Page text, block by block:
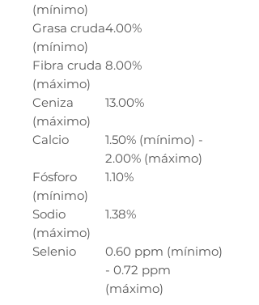
(mínimo)
Grasa cruda
(mínimo)
4.00%
Fibra cruda
(máximo)
8.00%
Ceniza
(máximo)
13.00%
Calcio
1.50% (mínimo) -
2.00% (máximo)
Fósforo
(mínimo)
1.10%
Sodio
(máximo)
1.38%
Selenio
0.60 ppm (mínimo)
- 0.72 ppm
(máximo)